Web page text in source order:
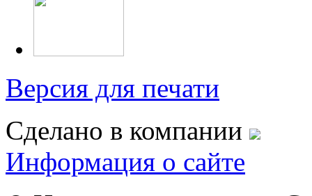
Версия для печати
Сделано в компании
Информация о сайте